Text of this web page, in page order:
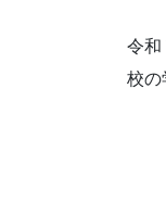
令和
校の